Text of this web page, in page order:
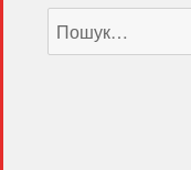
Пошук
за
запитом: